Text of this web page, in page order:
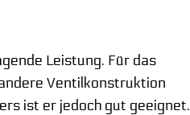
Leistung. Für das
Ventilkonstruktion
ist er jedoch gut geeignet.